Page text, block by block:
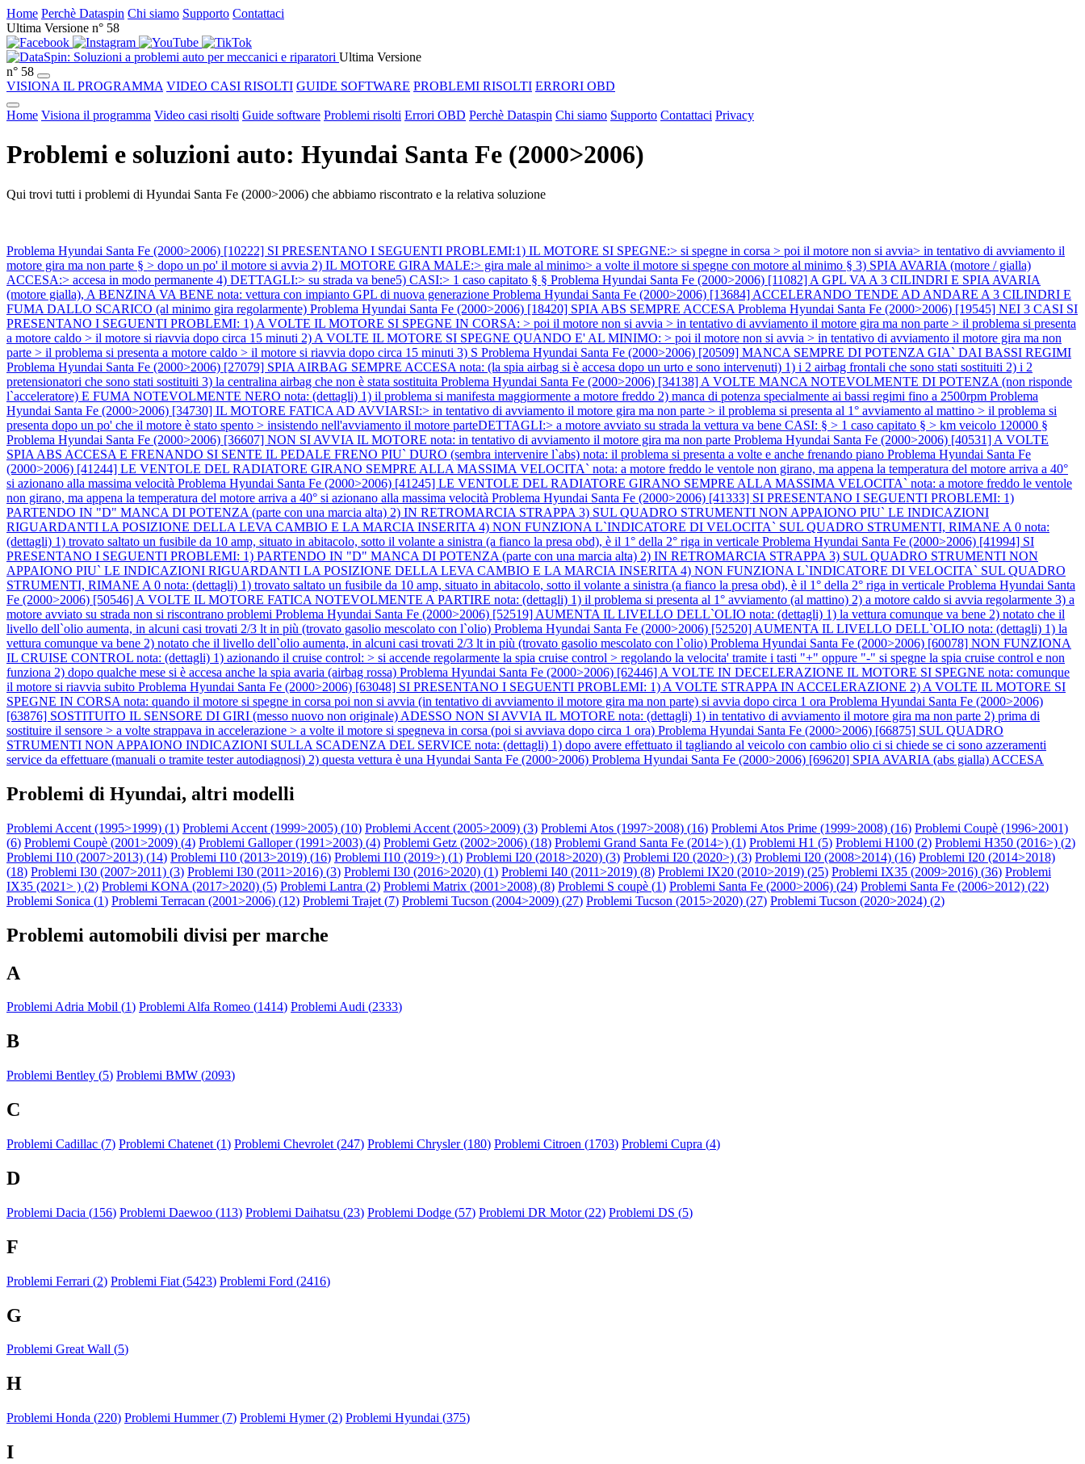
Home Perchè Dataspin Chi siamo Supporto Contattaci
Ultima Versione n° 58
Ultima Versione
n° 58
VISIONA IL PROGRAMMA VIDEO CASI RISOLTI GUIDE SOFTWARE PROBLEMI RISOLTI ERRORI OBD
Home Visiona il programma Video casi risolti Guide software Problemi risolti Errori OBD Perchè Dataspin Chi siamo Supporto Contattaci Privacy
Problemi e soluzioni auto: Hyundai Santa Fe (2000>2006)
Qui trovi tutti i problemi di Hyundai Santa Fe (2000>2006) che abbiamo riscontrato e la relativa soluzione
Problema Hyundai Santa Fe (2000>2006) [10222] SI PRESENTANO I SEGUENTI PROBLEMI:1) IL MOTORE SI SPEGNE:> si spegne in corsa > poi il motore non si avvia> in tentativo di avviamento il
motore gira ma non parte § > dopo un po' il motore si avvia 2) IL MOTORE GIRA MALE:> gira male al minimo> a volte il motore si spegne con motore al minimo § 3) SPIA AVARIA (motore / gialla)
ACCESA:> accesa in modo permanente 4) DETTAGLI:> su strada va bene5) CASI:> 1 caso capitato § § Problema Hyundai Santa Fe (2000>2006) [11082] A GPL VA A 3 CILINDRI E SPIA AVARIA
(motore gialla), A BENZINA VA BENE nota: vettura con impianto GPL di nuova generazione Problema Hyundai Santa Fe (2000>2006) [13684] ACCELERANDO TENDE AD ANDARE A 3 CILINDRI E
FUMA DALLO SCARICO (al minimo gira regolarmente) Problema Hyundai Santa Fe (2000>2006) [18420] SPIA ABS SEMPRE ACCESA Problema Hyundai Santa Fe (2000>2006) [19545] NEI 3 CASI SI
PRESENTANO I SEGUENTI PROBLEMI: 1) A VOLTE IL MOTORE SI SPEGNE IN CORSA: > poi il motore non si avvia > in tentativo di avviamento il motore gira ma non parte > il problema si presenta
a motore caldo > il motore si riavvia dopo circa 15 minuti 2) A VOLTE IL MOTORE SI SPEGNE QUANDO E' AL MINIMO: > poi il motore non si avvia > in tentativo di avviamento il motore gira ma non
parte > il problema si presenta a motore caldo > il motore si riavvia dopo circa 15 minuti 3) S Problema Hyundai Santa Fe (2000>2006) [20509] MANCA SEMPRE DI POTENZA GIA` DAI BASSI REGIMI
Problema Hyundai Santa Fe (2000>2006) [27079] SPIA AIRBAG SEMPRE ACCESA nota: (la spia airbag si è accesa dopo un urto e sono intervenuti) 1) i 2 airbag frontali che sono stati sostituiti 2) i 2
pretensionatori che sono stati sostituiti 3) la centralina airbag che non è stata sostituita Problema Hyundai Santa Fe (2000>2006) [34138] A VOLTE MANCA NOTEVOLMENTE DI POTENZA (non risponde
l`acceleratore) E FUMA NOTEVOLMENTE NERO nota: (dettagli) 1) il problema si manifesta maggiormente a motore freddo 2) manca di potenza specialmente ai bassi regimi fino a 2500rpm Problema
Hyundai Santa Fe (2000>2006) [34730] IL MOTORE FATICA AD AVVIARSI:> in tentativo di avviamento il motore gira ma non parte > il problema si presenta al 1° avviamento al mattino > il problema si
presenta dopo un po' che il motore è stato spento > insistendo nell'avviamento il motore parteDETTAGLI:> a motore avviato su strada la vettura va bene CASI: § > 1 caso capitato § > km veicolo 120000 §
Problema Hyundai Santa Fe (2000>2006) [36607] NON SI AVVIA IL MOTORE nota: in tentativo di avviamento il motore gira ma non parte Problema Hyundai Santa Fe (2000>2006) [40531] A VOLTE
SPIA ABS ACCESA E FRENANDO SI SENTE IL PEDALE FRENO PIU` DURO (sembra intervenire l`abs) nota: il problema si presenta a volte e anche frenando piano Problema Hyundai Santa Fe
(2000>2006) [41244] LE VENTOLE DEL RADIATORE GIRANO SEMPRE ALLA MASSIMA VELOCITA` nota: a motore freddo le ventole non girano, ma appena la temperatura del motore arriva a 40°
si azionano alla massima velocità Problema Hyundai Santa Fe (2000>2006) [41245] LE VENTOLE DEL RADIATORE GIRANO SEMPRE ALLA MASSIMA VELOCITA` nota: a motore freddo le ventole
non girano, ma appena la temperatura del motore arriva a 40° si azionano alla massima velocità Problema Hyundai Santa Fe (2000>2006) [41333] SI PRESENTANO I SEGUENTI PROBLEMI: 1)
PARTENDO IN "D" MANCA DI POTENZA (parte con una marcia alta) 2) IN RETROMARCIA STRAPPA 3) SUL QUADRO STRUMENTI NON APPAIONO PIU` LE INDICAZIONI
RIGUARDANTI LA POSIZIONE DELLA LEVA CAMBIO E LA MARCIA INSERITA 4) NON FUNZIONA L`INDICATORE DI VELOCITA` SUL QUADRO STRUMENTI, RIMANE A 0 nota:
(dettagli) 1) trovato saltato un fusibile da 10 amp, situato in abitacolo, sotto il volante a sinistra (a fianco la presa obd), è il 1° della 2° riga in verticale Problema Hyundai Santa Fe (2000>2006) [41994] SI
PRESENTANO I SEGUENTI PROBLEMI: 1) PARTENDO IN "D" MANCA DI POTENZA (parte con una marcia alta) 2) IN RETROMARCIA STRAPPA 3) SUL QUADRO STRUMENTI NON
APPAIONO PIU` LE INDICAZIONI RIGUARDANTI LA POSIZIONE DELLA LEVA CAMBIO E LA MARCIA INSERITA 4) NON FUNZIONA L`INDICATORE DI VELOCITA` SUL QUADRO
STRUMENTI, RIMANE A 0 nota: (dettagli) 1) trovato saltato un fusibile da 10 amp, situato in abitacolo, sotto il volante a sinistra (a fianco la presa obd), è il 1° della 2° riga in verticale Problema Hyundai Santa
Fe (2000>2006) [50546] A VOLTE IL MOTORE FATICA NOTEVOLMENTE A PARTIRE nota: (dettagli) 1) il problema si presenta al 1° avviamento (al mattino) 2) a motore caldo si avvia regolarmente 3) a
motore avviato su strada non si riscontrano problemi Problema Hyundai Santa Fe (2000>2006) [52519] AUMENTA IL LIVELLO DELL`OLIO nota: (dettagli) 1) la vettura comunque va bene 2) notato che il
livello dell`olio aumenta, in alcuni casi trovati 2/3 lt in più (trovato gasolio mescolato con l`olio) Problema Hyundai Santa Fe (2000>2006) [52520] AUMENTA IL LIVELLO DELL`OLIO nota: (dettagli) 1) la
vettura comunque va bene 2) notato che il livello dell`olio aumenta, in alcuni casi trovati 2/3 lt in più (trovato gasolio mescolato con l`olio) Problema Hyundai Santa Fe (2000>2006) [60078] NON FUNZIONA
IL CRUISE CONTROL nota: (dettagli) 1) azionando il cruise control: > si accende regolarmente la spia cruise control > regolando la velocita' tramite i tasti "+" oppure "-" si spegne la spia cruise control e non
funziona 2) dopo qualche mese si è accesa anche la spia avaria (airbag rossa) Problema Hyundai Santa Fe (2000>2006) [62446] A VOLTE IN DECELERAZIONE IL MOTORE SI SPEGNE nota: comunque
il motore si riavvia subito Problema Hyundai Santa Fe (2000>2006) [63048] SI PRESENTANO I SEGUENTI PROBLEMI: 1) A VOLTE STRAPPA IN ACCELERAZIONE 2) A VOLTE IL MOTORE SI
SPEGNE IN CORSA nota: quando il motore si spegne in corsa poi non si avvia (in tentativo di avviamento il motore gira ma non parte) si avvia dopo circa 1 ora Problema Hyundai Santa Fe (2000>2006)
[63876] SOSTITUITO IL SENSORE DI GIRI (messo nuovo non originale) ADESSO NON SI AVVIA IL MOTORE nota: (dettagli) 1) in tentativo di avviamento il motore gira ma non parte 2) prima di
sostituire il sensore > a volte strappava in accelerazione > a volte il motore si spegneva in corsa (poi si avviava dopo circa 1 ora) Problema Hyundai Santa Fe (2000>2006) [66875] SUL QUADRO
STRUMENTI NON APPAIONO INDICAZIONI SULLA SCADENZA DEL SERVICE nota: (dettagli) 1) dopo avere effettuato il tagliando al veicolo con cambio olio ci si chiede se ci sono azzeramenti
service da effettuare (manuali o tramite tester autodiagnosi) 2) questa vettura è una Hyundai Santa Fe (2000>2006) Problema Hyundai Santa Fe (2000>2006) [69620] SPIA AVARIA (abs gialla) ACCESA
Problemi di Hyundai, altri modelli
Problemi Accent (1995>1999) (1) Problemi Accent (1999>2005) (10) Problemi Accent (2005>2009) (3) Problemi Atos (1997>2008) (16) Problemi Atos Prime (1999>2008) (16) Problemi Coupè (1996>2001)
(6) Problemi Coupè (2001>2009) (4) Problemi Galloper (1991>2003) (4) Problemi Getz (2002>2006) (18) Problemi Grand Santa Fe (2014>) (1) Problemi H1 (5) Problemi H100 (2) Problemi H350 (2016>) (2)
Problemi I10 (2007>2013) (14) Problemi I10 (2013>2019) (16) Problemi I10 (2019>) (1) Problemi I20 (2018>2020) (3) Problemi I20 (2020>) (3) Problemi I20 (2008>2014) (16) Problemi I20 (2014>2018)
(18) Problemi I30 (2007>2011) (3) Problemi I30 (2011>2016) (3) Problemi I30 (2016>2020) (1) Problemi I40 (2011>2019) (8) Problemi IX20 (2010>2019) (25) Problemi IX35 (2009>2016) (36) Problemi
IX35 (2021> ) (2) Problemi KONA (2017>2020) (5) Problemi Lantra (2) Problemi Matrix (2001>2008) (8) Problemi S coupè (1) Problemi Santa Fe (2000>2006) (24) Problemi Santa Fe (2006>2012) (22)
Problemi Sonica (1) Problemi Terracan (2001>2006) (12) Problemi Trajet (7) Problemi Tucson (2004>2009) (27) Problemi Tucson (2015>2020) (27) Problemi Tucson (2020>2024) (2)
Problemi automobili divisi per marche
A
Problemi Adria Mobil (1) Problemi Alfa Romeo (1414) Problemi Audi (2333)
B
Problemi Bentley (5) Problemi BMW (2093)
C
Problemi Cadillac (7) Problemi Chatenet (1) Problemi Chevrolet (247) Problemi Chrysler (180) Problemi Citroen (1703) Problemi Cupra (4)
D
Problemi Dacia (156) Problemi Daewoo (113) Problemi Daihatsu (23) Problemi Dodge (57) Problemi DR Motor (22) Problemi DS (5)
F
Problemi Ferrari (2) Problemi Fiat (5423) Problemi Ford (2416)
G
Problemi Great Wall (5)
H
Problemi Honda (220) Problemi Hummer (7) Problemi Hymer (2) Problemi Hyundai (375)
I